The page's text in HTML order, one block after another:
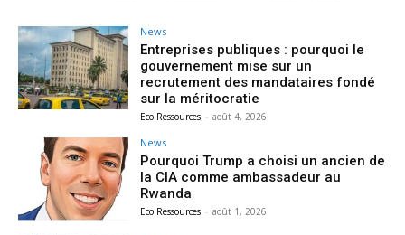
News
Entreprises publiques : pourquoi le
gouvernement mise sur un
recrutement des mandataires fondé
sur la méritocratie
Eco Ressources - août 4, 2026
News
Pourquoi Trump a choisi un ancien de
la CIA comme ambassadeur au
Rwanda
Eco Ressources - août 1, 2026